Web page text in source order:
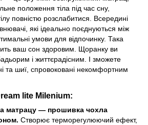
положення тіла під час сну,
повністю розслабитися. Всередині
які ідеально поєднуються між
умови для відпочинку. Така
ваш сон здоровим. Щоранку ви
і життєрадісним. І зможете
та шиї, спровоковані некомфортним
lite Milenium:
матрацу — прошивка чохла
Створює терморегулюючий ефект,